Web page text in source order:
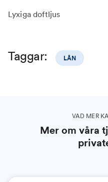
Lyxiga doftljus
Taggar: LÅN
VAD MER
Mer om våra